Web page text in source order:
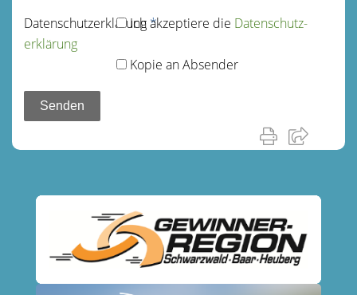
Datenschutz­erklärung*
Ich akzeptiere die Datenschutz­
erklärung
Kopie an Absender